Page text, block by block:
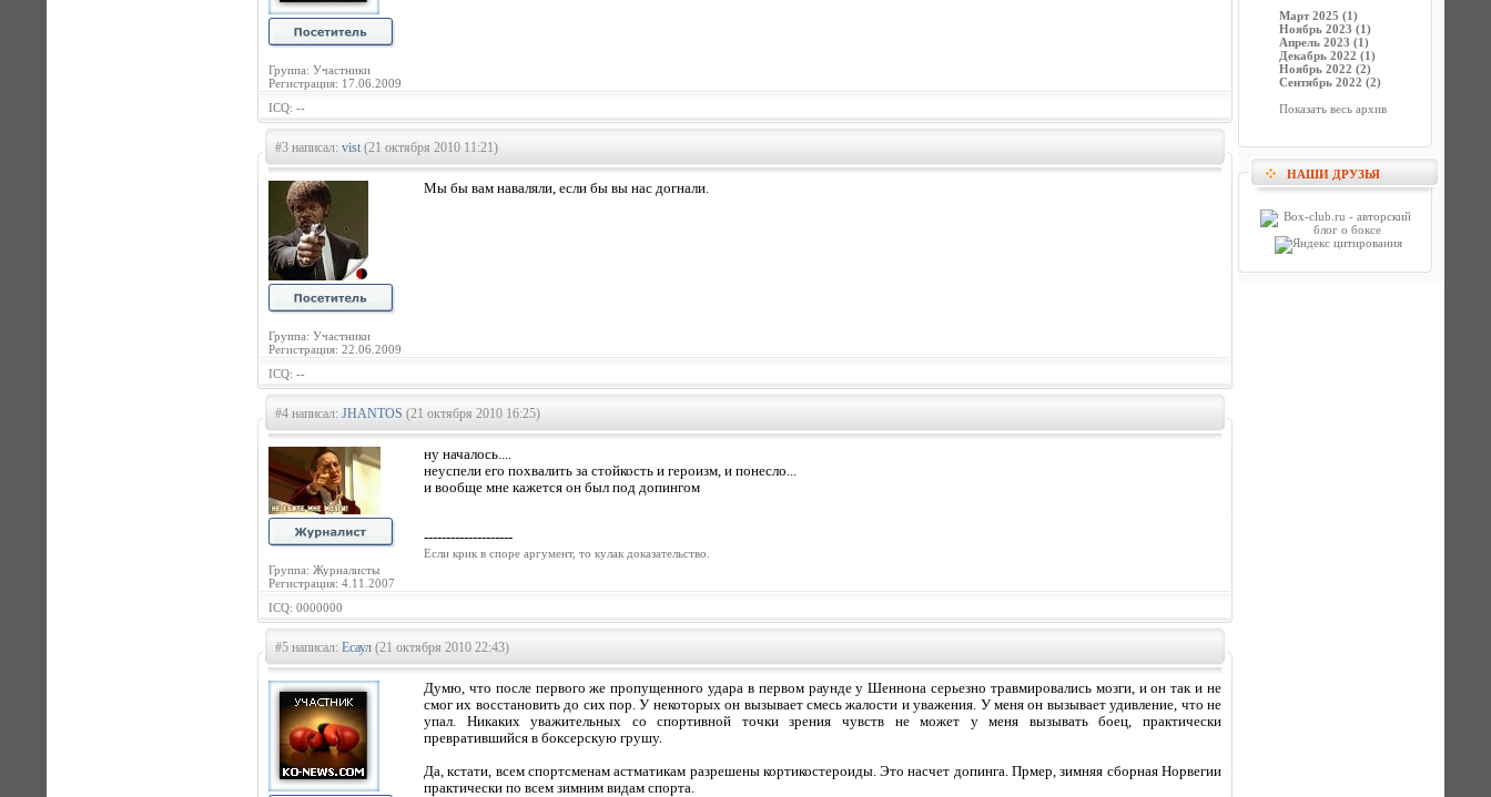
Группа: Участники
Регистрация: 17.06.2009
ICQ: --
#3 написал: vist(21 октября 2010 11:21)
Группа: Участники
Регистрация: 22.06.2009
Мы бы вам наваляли, если бы вы нас догнали.
ICQ: --
#4 написал: JHANTOS (21 октября 2010 16:25)
Группа: Журналисты
Регистрация: 4.11.2007
ну началось....
неуспели его похвалить за стойкость и героизм, и понесло...
и вообще мне кажется он был под допингом
--------------------
Если кpик в споpе аpгумент, то кулак доказательство.
ICQ: 0000000
#5 написал: Есаул (21 октября 2010 22:43)
Думю, что после первого же пропущенного удара в первом раунде у Шеннона серьезно травмировались мозги, и он так и не
смог их восстановить до сих пор. У некоторых он вызывает смесь жалости и уважения. У меня он вызывает удивление, что не
упал. Никаких уважительных со спортивной точки зрения чувств не может у меня вызывать боец, практически
превратившийся в боксерскую грушу.
Да, кстати, всем спортсменам астматикам разрешены кортикостероиды. Это насчет допинга. Прмер, зимняя сборная Норвегии
практически по всем зимним видам спорта.
Март 2025 (1)
Ноябрь 2023 (1)
Апрель 2023 (1)
Декабрь 2022 (1)
Ноябрь 2022 (2)
Сентябрь 2022 (2)
Показать весь архив
НАШИ ДРУЗЬЯ